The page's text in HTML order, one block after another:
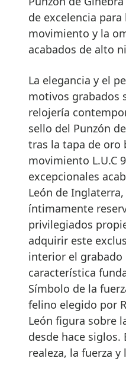
de excelencia para
movimiento y la
acabados de alto
La elegancia y el
motivos grabados
relojería
sello del Punzón
tras la tapa de oro
movimiento L.U.C
excepcionales
León de
íntimamente
privilegiados
adquirir este
interior el grabado
característica
Símbolo de la
felino elegido por
León figura sobre
desde hace siglos.
realeza, la fuerza y